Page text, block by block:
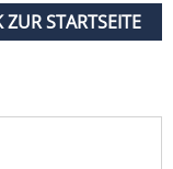
STARTSEITE